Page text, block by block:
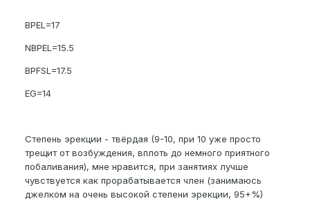
BPEL=17
NBPEL=15.5
BPFSL=17.5
EG=14
Степень эрекции - твёрдая (9-10, при 10 уже просто
трещит от возбуждения, вплоть до немного приятного
побаливания), мне нравится, при занятиях лучше
чувствуется как прорабатывается член (занимаюсь
джелком на очень высокой степени эрекции, 95+%)